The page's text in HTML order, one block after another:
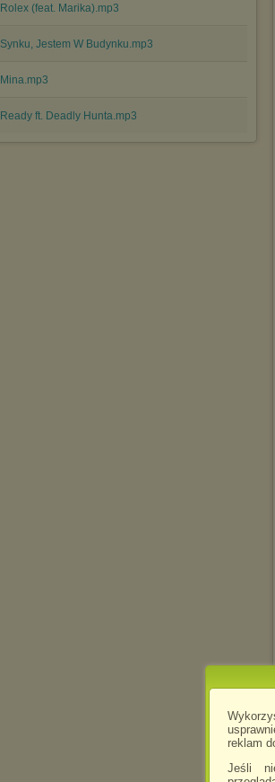
reklam
Jeśli
Rolex (feat. Marika).mp3
Synku, Jestem W Budynku.mp3
Mina.mp3
Ready ft. Deadly Hunta.mp3